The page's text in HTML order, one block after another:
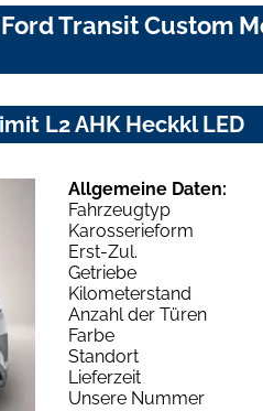
Transit Custom
L2 AHK Heckkl LED
Allgemeine Daten:
Fahrzeugtyp
Karosserieform
Erst-Zul.
Getriebe
Kilometerstand
Anzahl der Türen
Farbe
Standort
Lieferzeit
Unsere Nummer